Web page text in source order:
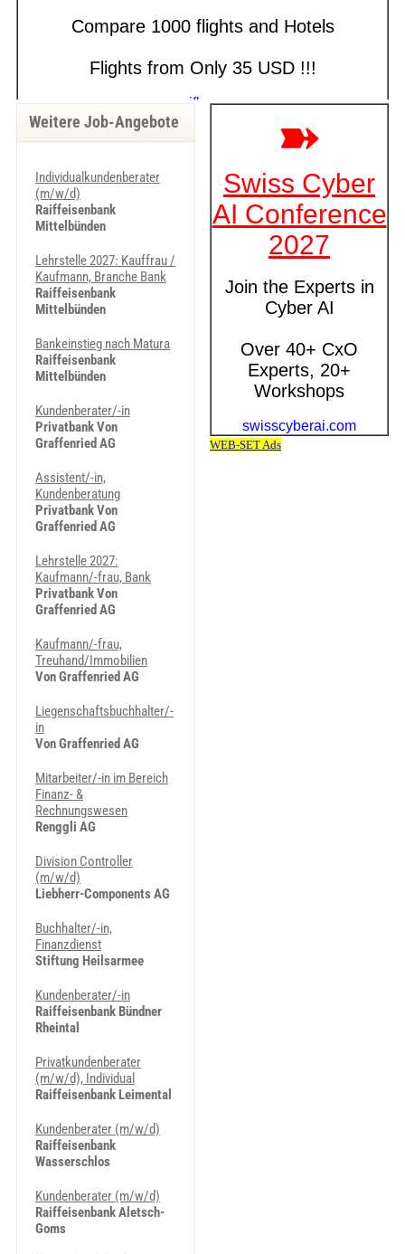
Weitere Job-Angebote
Individualkundenberater
(m/w/d)
Raiffeisenbank
Mittelbünden
Lehrstelle 2027: Kauffrau /
Kaufmann, Branche Bank
Raiffeisenbank
Mittelbünden
Bankeinstieg nach Matura
Raiffeisenbank
Mittelbünden
Kundenberater/-in
Privatbank Von
Graffenried AG
Assistent/-in,
Kundenberatung
Privatbank Von
Graffenried AG
Lehrstelle 2027:
Kaufmann/-frau, Bank
Privatbank Von
Graffenried AG
Kaufmann/-frau,
Treuhand/Immobilien
Von Graffenried AG
Liegenschaftsbuchhalter/-
in
Von Graffenried AG
Mitarbeiter/-in im Bereich
Finanz- &
Rechnungswesen
Renggli AG
Division Controller
(m/w/d)
Liebherr-Components AG
Buchhalter/-in,
Finanzdienst
Stiftung Heilsarmee
Kundenberater/-in
Raiffeisenbank Bündner
Rheintal
Privatkundenberater
(m/w/d), Individual
Raiffeisenbank Leimental
Kundenberater (m/w/d)
Raiffeisenbank
Wasserschlos
Kundenberater (m/w/d)
Raiffeisenbank Aletsch-
Goms